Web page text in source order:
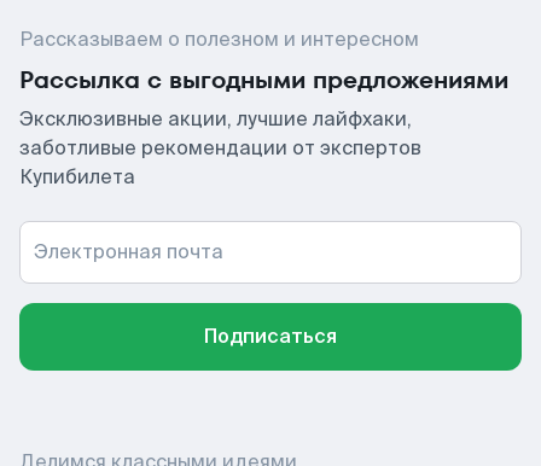
Рассказываем о полезном и интересном
Рассылка с выгодными предложениями
Эксклюзивные акции, лучшие лайфхаки,
заботливые рекомендации от экспертов
Купибилета
Электронная почта
Подписаться